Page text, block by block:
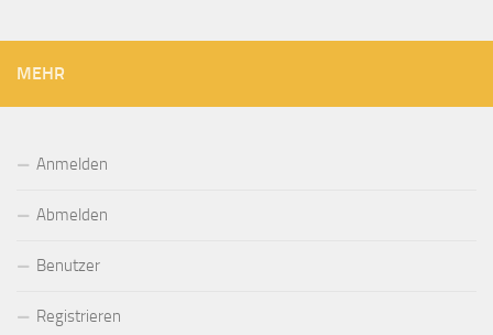
MEHR
Anmelden
Abmelden
Benutzer
Registrieren